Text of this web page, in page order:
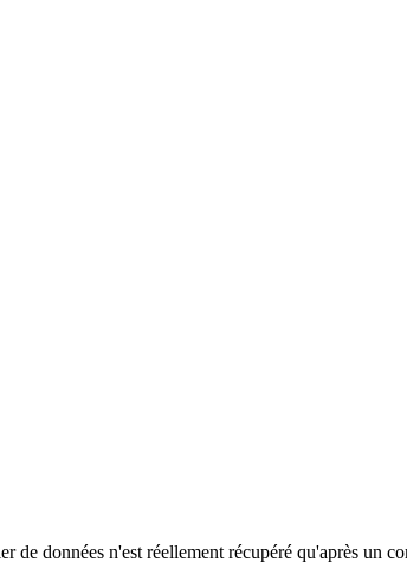
données n'est réellement récupéré qu'après un